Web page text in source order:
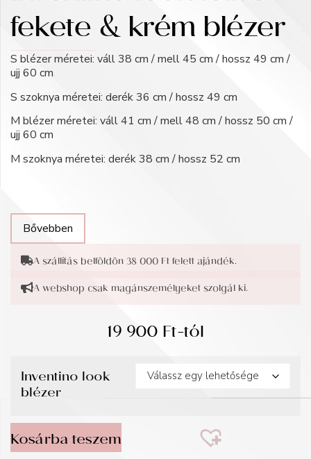
fekete & krém blézer
S blézer méretei: váll 38 cm / mell 45 cm / hossz 49 cm /
ujj 60 cm
S szoknya méretei: derék 36 cm / hossz 49 cm
M blézer méretei: váll 41 cm / mell 48 cm / hossz 50 cm /
ujj 60 cm
M szoknya méretei: derék 38 cm / hossz 52 cm
Bővebben
A szállítás belföldön 38 000 Ft felett ajándék.
A webshop csak magánszemélyeket szolgál ki.
19 900Ft-tól
Inventino look
blézer
Kosárba teszem